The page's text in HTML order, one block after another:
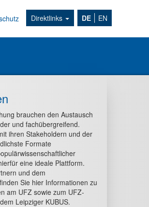
Direktlinks DE EN
brauchen den Austausch
und fachübergreifend.
ihren Stakeholdern und der
Formate
eine ideale Plattform.
und dem
Sie hier Informationen zu
am UFZ sowie zum UFZ-
Leipziger KUBUS.